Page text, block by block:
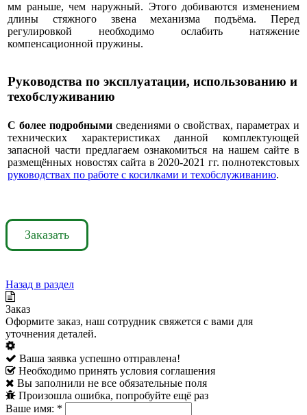
мм раньше, чем наружный. Этого добиваются изменением
длины стяжного звена механизма подъёма. Перед
регулировкой необходимо ослабить натяжение
компенсационной пружины.
Руководства по эксплуатации, использованию и
техобслуживанию
С более подробнымисведениями о свойствах, параметрах и
технических характеристиках данной комплектующей
запасной части предлагаем ознакомиться на нашем сайте в
размещённых новостях сайта в 2020-2021 гг. полнотекстовых
руководствах по работе с косилками и техобслуживанию.
Заказать
Назад в раздел
Заказ
Оформите заказ, наш сотрудник свяжется с вами для
уточнения деталей.
Ваша заявка успешно отправлена!
Необходимо принять условия соглашения
Вы заполнили не все обязательные поля
Произошла ошибка, попробуйте ещё раз
Ваше имя: *